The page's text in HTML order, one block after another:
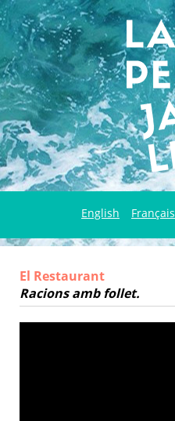
English Français
El Restaurant
Racions amb follet.